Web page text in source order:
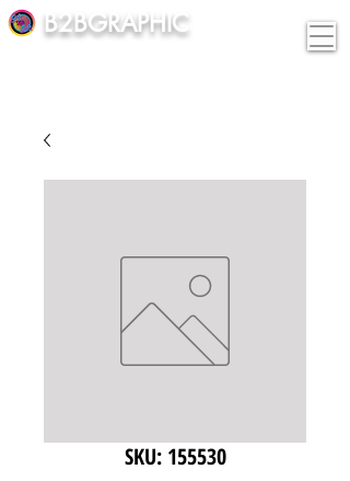
B2BGRAPHIC
SKU: 155530